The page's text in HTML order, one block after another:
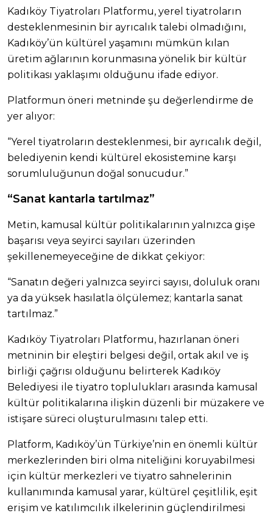
Kadıköy Tiyatroları Platformu, yerel tiyatroların
desteklenmesinin bir ayrıcalık talebi olmadığını,
Kadıköy’ün kültürel yaşamını mümkün kılan
üretim ağlarının korunmasına yönelik bir kültür
politikası yaklaşımı olduğunu ifade ediyor.
Platformun öneri metninde şu değerlendirme de
yer alıyor:
“Yerel tiyatroların desteklenmesi, bir ayrıcalık değil,
belediyenin kendi kültürel ekosistemine karşı
sorumluluğunun doğal sonucudur.”
“Sanat kantarla tartılmaz”
Metin, kamusal kültür politikalarının yalnızca gişe
başarısı veya seyirci sayıları üzerinden
şekillenemeyeceğine de dikkat çekiyor:
“Sanatın değeri yalnızca seyirci sayısı, doluluk oranı
ya da yüksek hasılatla ölçülemez; kantarla sanat
tartılmaz.”
Kadıköy Tiyatroları Platformu, hazırlanan öneri
metninin bir eleştiri belgesi değil, ortak akıl ve iş
birliği çağrısı olduğunu belirterek Kadıköy
Belediyesi ile tiyatro toplulukları arasında kamusal
kültür politikalarına ilişkin düzenli bir müzakere ve
istişare süreci oluşturulmasını talep etti.
Platform, Kadıköy’ün Türkiye’nin en önemli kültür
merkezlerinden biri olma niteliğini koruyabilmesi
için kültür merkezleri ve tiyatro sahnelerinin
kullanımında kamusal yarar, kültürel çeşitlilik, eşit
erişim ve katılımcılık ilkelerinin güçlendirilmesi